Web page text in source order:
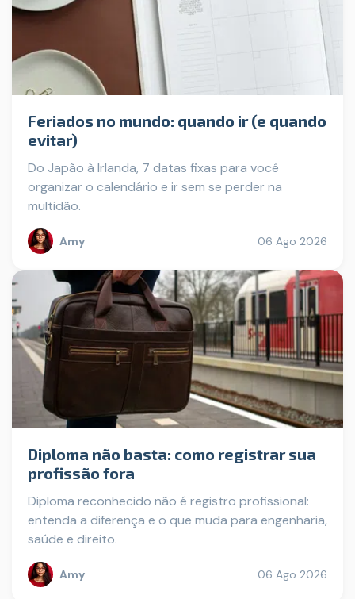
Feriados no mundo: quando ir (e quando
evitar)
Do Japão à Irlanda, 7 datas fixas para você
organizar o calendário e ir sem se perder na
multidão.
Amy 06 Ago 2026
Diploma não basta: como registrar sua
profissão fora
Diploma reconhecido não é registro profissional:
entenda a diferença e o que muda para engenharia,
saúde e direito.
Amy 06 Ago 2026